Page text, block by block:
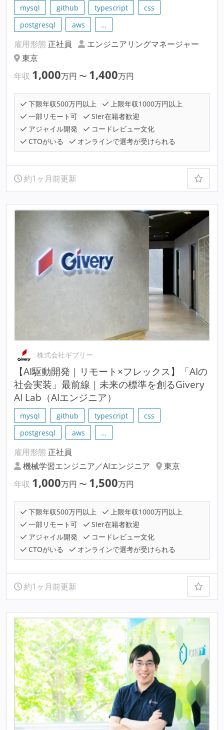
mysql github typescript
css
postgresql
aws …
雇用形態 正社員
エンジニアリングマネージャー
東京
年収 1,000万円 〜 1,400万円
下限年収500万円以上
上限年収1000万円以上
一部リモート可
SIer在籍者歓迎
アジャイル開発
コードレビュー文化
CTOがいる
オンラインで選考が受けられる
約1ヶ月前更新
株式会社ギブリー
【AI駆動開発｜リモート×フレックス】「AIの
社会実装」最前線｜未来の標準を創るGivery
AI Lab（AIエンジニア）
mysql github typescript
css
postgresql
aws …
雇用形態 正社員
機械学習エンジニア／AIエンジニア
東京
年収 1,000万円 〜 1,500万円
下限年収500万円以上
上限年収1000万円以上
一部リモート可
SIer在籍者歓迎
アジャイル開発
コードレビュー文化
CTOがいる
オンラインで選考が受けられる
約1ヶ月前更新